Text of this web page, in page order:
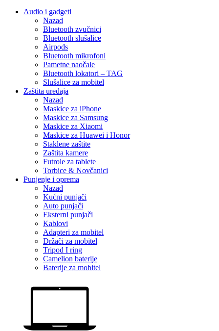
Audio i gadgeti
Nazad
Bluetooth zvučnici
Bluetooth slušalice
Airpods
Bluetooth mikrofoni
Pametne naočale
Bluetooth lokatori – TAG
Slušalice za mobitel
Zaštita uređaja
Nazad
Maskice za iPhone
Maskice za Samsung
Maskice za Xiaomi
Maskice za Huawei i Honor
Staklene zaštite
Zaštita kamere
Futrole za tablete
Torbice & Novčanici
Punjenje i oprema
Nazad
Kućni punjači
Auto punjači
Eksterni punjači
Kablovi
Adapteri za mobitel
Držači za mobitel
Tripod I ring
Camelion baterije
Baterije za mobitel